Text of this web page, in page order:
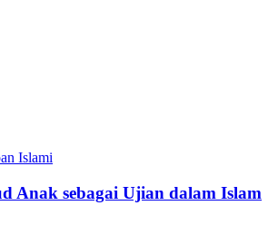
Islami
Anak sebagai Ujian dalam Islam